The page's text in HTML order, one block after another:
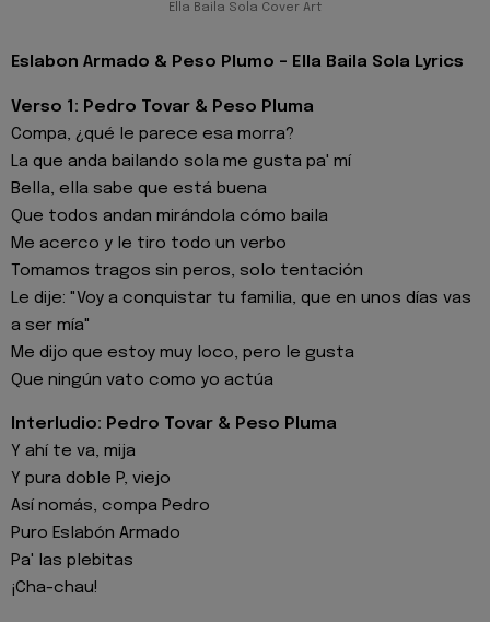
Ella Baila Sola Cover Art
Eslabon Armado & Peso Plumo - Ella Baila Sola Lyrics
Verso 1: Pedro Tovar & Peso Pluma
Compa, ¿qué le parece esa morra?
La que anda bailando sola me gusta pa' mí
Bella, ella sabe que está buena
Que todos andan mirándola cómo baila
Me acerco y le tiro todo un verbo
Tomamos tragos sin peros, solo tentación
Le dije: "Voy a conquistar tu familia, que en unos días vas
a ser mía"
Me dijo que estoy muy loco, pero le gusta
Que ningún vato como yo actúa
Interludio: Pedro Tovar & Peso Pluma
Y ahí te va, mija
Y pura doble P, viejo
Así nomás, compa Pedro
Puro Eslabón Armado
Pa' las plebitas
¡Cha-chau!